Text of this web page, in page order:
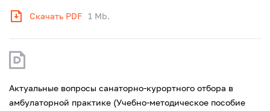
Скачать PDF 1 Mb.
Актуальные вопросы санаторно-курортного отбора в
амбулаторной практике (Учебно-методическое пособие